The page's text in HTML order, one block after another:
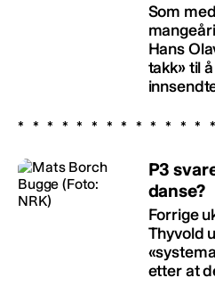
Som
Hans
takk» til
P3
danse?
Forrige
Thyvold
etter at